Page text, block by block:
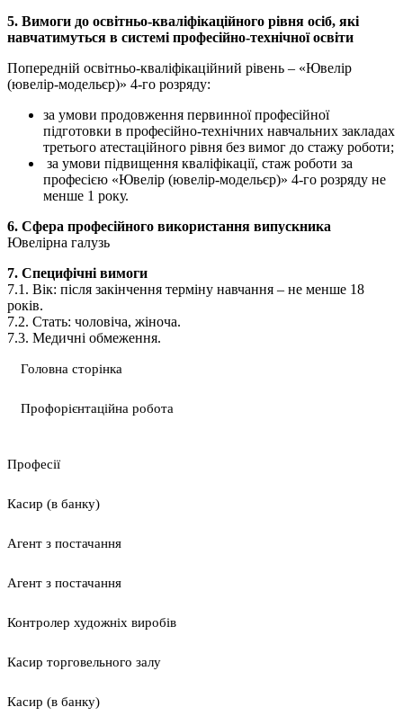
5. Вимоги до освітньо-кваліфікаційного рівня осіб, які
навчатимуться в системі професійно-технічної освіти
Попередній освітньо-кваліфікаційний рівень – «Ювелір
(ювелір-модельєр)» 4-го розряду:
за умови продовження первинної професійної
підготовки в професійно-технічних навчальних закладах
третього атестаційного рівня без вимог до стажу роботи;
за умови підвищення кваліфікації, стаж роботи за
професією «Ювелір (ювелір-модельєр)» 4-го розряду не
менше 1 року.
6. Сфера професійного використання випускника
Ювелірна галузь
7. Специфічні вимоги
7.1. Вік: після закінчення терміну навчання – не менше 18
років.
7.2. Стать: чоловіча, жіноча.
7.3. Медичні обмеження.
Головна сторінка
Профорієнтаційна робота
Професії
Касир (в банку)
Агент з постачання
Агент з постачання
Контролер художніх виробів
Касир торговельного залу
Касир (в банку)